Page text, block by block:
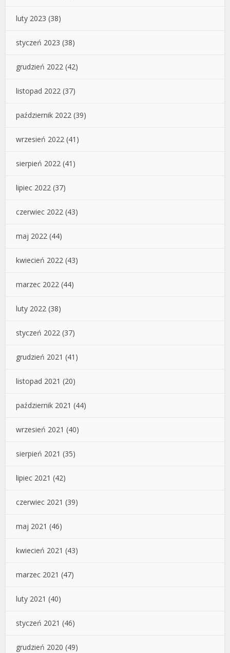
luty 2023 (38)
styczeń 2023 (38)
grudzień 2022 (42)
listopad 2022 (37)
październik 2022 (39)
wrzesień 2022 (41)
sierpień 2022 (41)
lipiec 2022 (37)
czerwiec 2022 (43)
maj 2022 (44)
kwiecień 2022 (43)
marzec 2022 (44)
luty 2022 (38)
styczeń 2022 (37)
grudzień 2021 (41)
listopad 2021 (20)
październik 2021 (44)
wrzesień 2021 (40)
sierpień 2021 (35)
lipiec 2021 (42)
czerwiec 2021 (39)
maj 2021 (46)
kwiecień 2021 (43)
marzec 2021 (47)
luty 2021 (40)
styczeń 2021 (46)
grudzień 2020 (49)